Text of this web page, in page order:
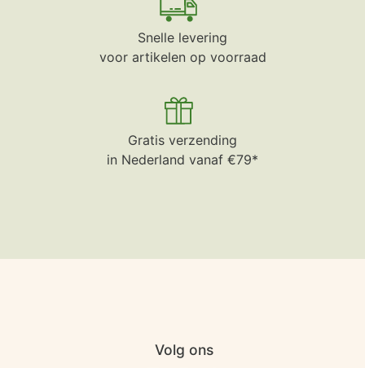
Snelle levering
voor artikelen op voorraad
Gratis verzending
in Nederland vanaf €79*
Volg ons